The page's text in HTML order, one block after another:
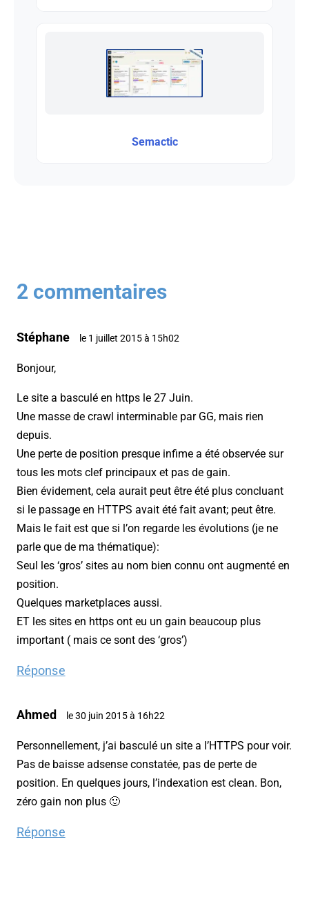
Semactic
2 commentaires
Stéphane le 1 juillet 2015 à 15h02
Bonjour,
Le site a basculé en https le 27 Juin.
Une masse de crawl interminable par GG, mais rien
depuis.
Une perte de position presque infime a été observée sur
tous les mots clef principaux et pas de gain.
Bien évidement, cela aurait peut être été plus concluant
si le passage en HTTPS avait été fait avant; peut être.
Mais le fait est que si l’on regarde les évolutions (je ne
parle que de ma thématique):
Seul les ‘gros’ sites au nom bien connu ont augmenté en
position.
Quelques marketplaces aussi.
ET les sites en https ont eu un gain beaucoup plus
important ( mais ce sont des ‘gros’)
Réponse
Ahmed le 30 juin 2015 à 16h22
Personnellement, j’ai basculé un site a l’HTTPS pour voir.
Pas de baisse adsense constatée, pas de perte de
position. En quelques jours, l’indexation est clean. Bon,
zéro gain non plus 🙂
Réponse